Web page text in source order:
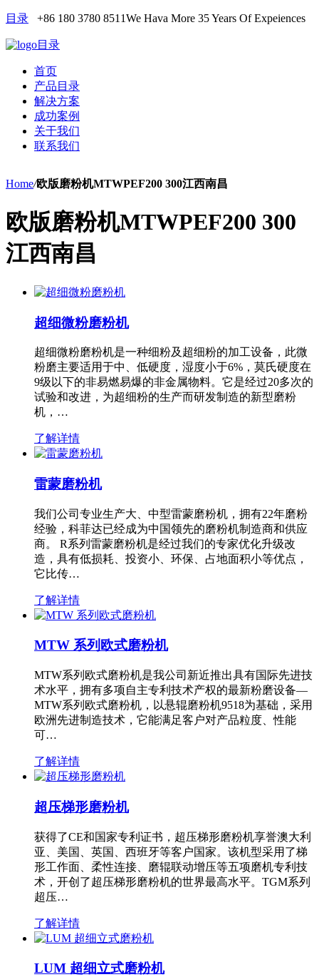
目录 +86 180 3780 8511We Hava More 35 Years Of Expeiences
目录
首页
产品目录
解决方案
成功案例
关于我们
联系我们
Home/欧版磨粉机MTWPEF200 300江西南昌
欧版磨粉机MTWPEF200 300
江西南昌
超细微粉磨粉机
超细微粉磨粉机是一种细粉及超细粉的加工设备，此微
粉磨主要适用于中、低硬度，湿度小于6%，莫氏硬度在
9级以下的非易燃易爆的非金属物料。它是经过20多次的
试验和改进，为超细粉的生产而研发制造的新型磨粉
机，…
了解详情
雷蒙磨粉机
我们公司专业生产大、中型雷蒙磨粉机，拥有22年磨粉
经验，科菲达已经成为中国领先的磨粉机制造商和供应
商。 R系列雷蒙磨粉机是经过我们的专家优化升级改
造，具有低损耗、投资小、环保、占地面积小等优点，
它比传…
了解详情
MTW 系列欧式磨粉机
MTW系列欧式磨粉机是我公司新近推出具有国际先进技
术水平，拥有多项自主专利技术产权的最新粉磨设备—
MTW系列欧式磨粉机，以悬辊磨粉机9518为基础，采用
欧洲先进制造技术，它能满足客户对产品粒度、性能
可…
了解详情
超压梯形磨粉机
获得了CE和国家专利证书，超压梯形磨粉机享誉澳大利
亚、美国、英国、西班牙等客户国家。该机型采用了梯
形工作面、柔性连接、磨辊联动增压等五项磨机专利技
术，开创了超压梯形磨粉机的世界最高水平。TGM系列
超压…
了解详情
LUM 超细立式磨粉机